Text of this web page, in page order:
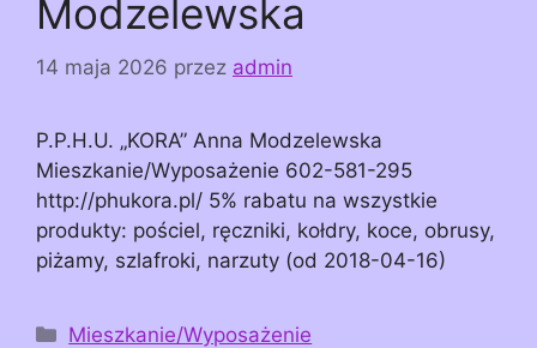
Modzelewska
14 maja 2026 przez admin
P.P.H.U. „KORA” Anna Modzelewska
Mieszkanie/Wyposażenie 602-581-295
http://phukora.pl/ 5% rabatu na wszystkie
produkty: pościel, ręczniki, kołdry, koce, obrusy,
piżamy, szlafroki, narzuty (od 2018-04-16)
Kategorie
Mieszkanie/Wyposażenie